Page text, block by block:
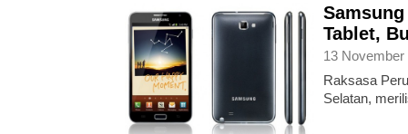
Tablet,
13
Raksasa
Selatan,